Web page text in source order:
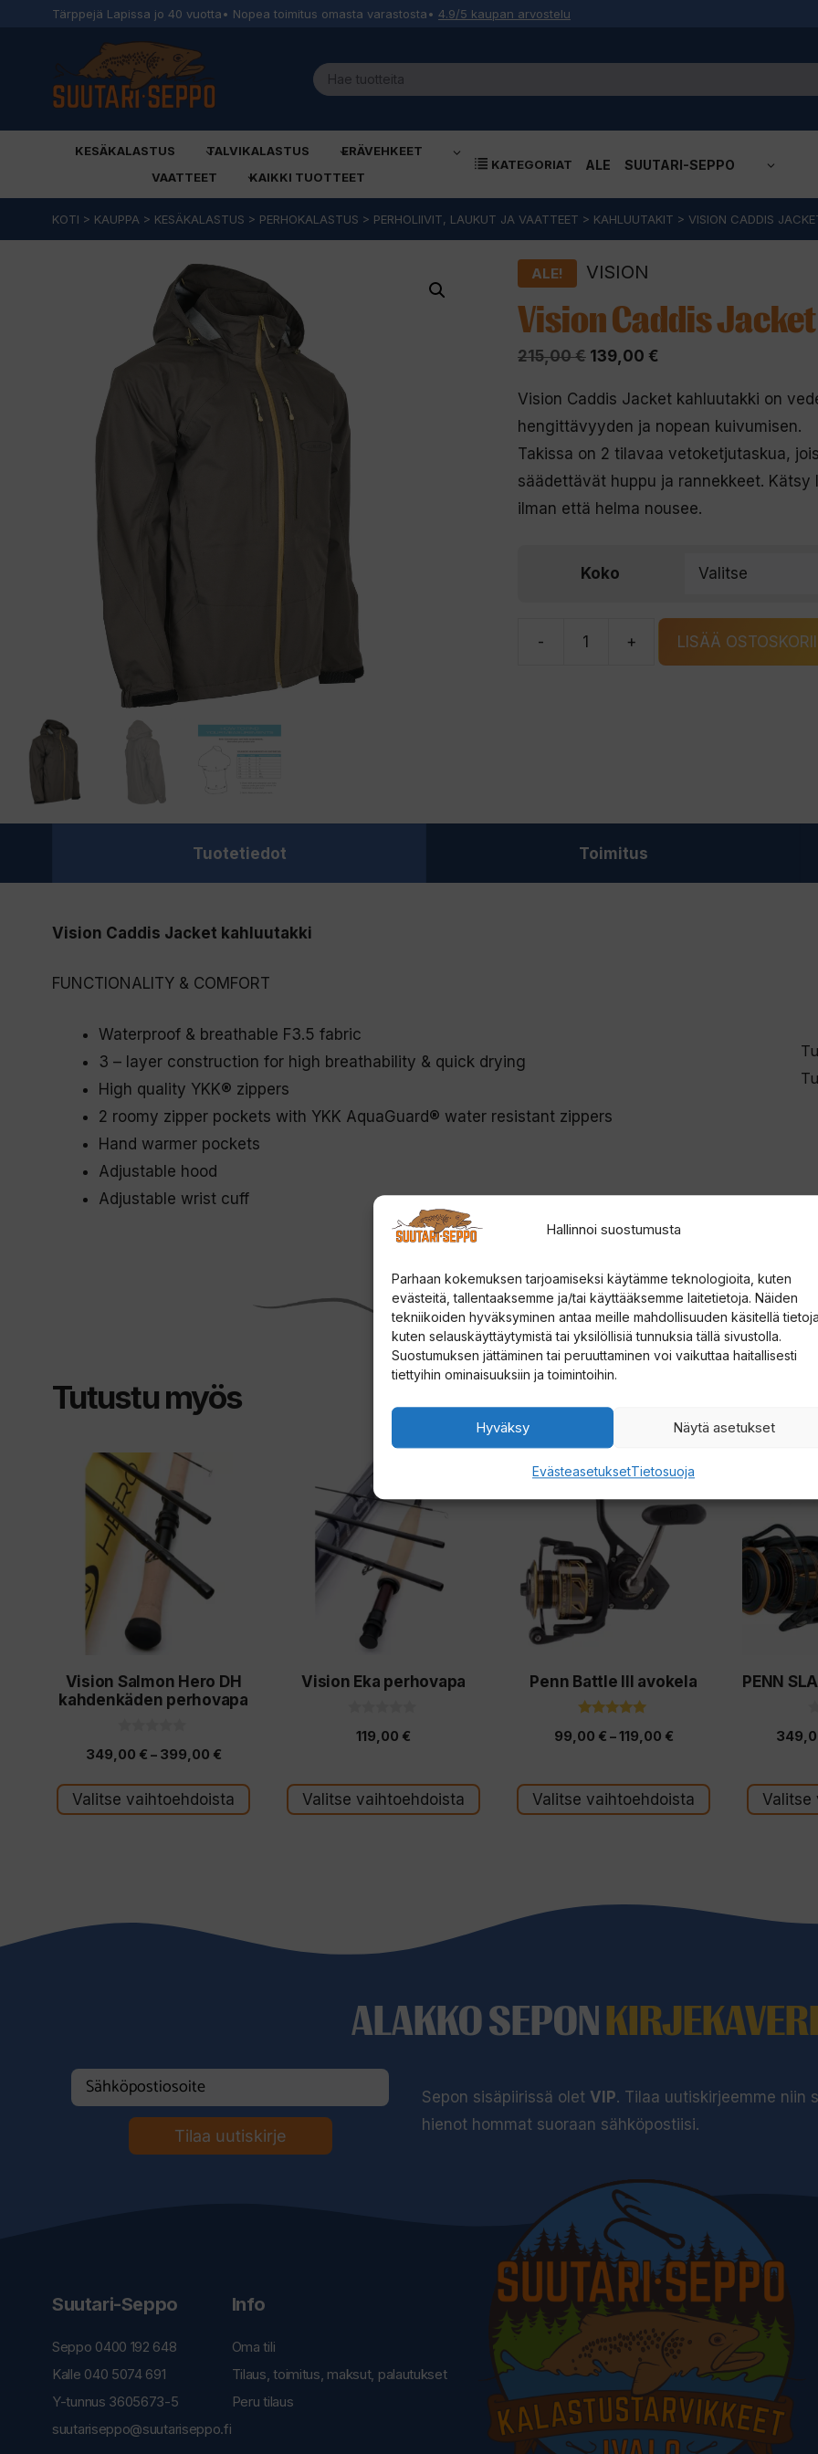
Hallinnoi suostumusta
Parhaan kokemuksen tarjoamiseksi käytämme teknologioita, kuten
evästeitä, tallentaaksemme ja/tai käyttääksemme laitetietoja. Näiden
tekniikoiden hyväksyminen antaa meille mahdollisuuden käsitellä
kuten selauskäyttäytymistä tai yksilöllisiä tunnuksia tällä sivustolla.
Suostumuksen jättäminen tai peruuttaminen voi vaikuttaa haitallisesti
tiettyihin ominaisuuksiin ja toimintoihin.
Hyväksy Näytä asetukset
EvästeasetuksetTietosuoja
Tärppejä Lapissa jo 40 vuotta• Nopea toimitus omasta varastosta• 4.9/5 kaupan arvostelu
KESÄKALASTUS TALVIKALASTUS
ERÄVEHKEET
VAATTEET
KAIKKI TUOTTEET
KATEGORIAT ALE SUUTARI-SEPPO
sisältöön
KOTI > KAUPPA > KESÄKALASTUS > PERHOKALASTUS > PERHOLIIVIT, LAUKUT JA VAATTEET > KAHLUUTAKIT > VISION CADDIS
ALE! VISION
Vision Caddis
215,00€ Alkuperäinen
oli:
215,00 €.
139,00 €Nykyinen
on:
139,00 €.
Vision Caddis Jacket kahluutakki on
hengittävyyden ja nopean kuivumisen.
Takissa on 2 tilavaa vetoketjutaskua,
säädettävät huppu ja rannekkeet.
ilman että helma nousee.
Koko
- + LISÄÄ
Tuotetiedot Toimitus
Vision Caddis Jacket kahluutakki
FUNCTIONALITY & COMFORT
Waterproof & breathable F3.5 fabric
3 – layer construction for high breathability & quick drying
High quality YKK® zippers
2 roomy zipper pockets with YKK AquaGuard® water resistant zippers
Hand warmer pockets
Adjustable hood
Adjustable wrist cuff
Tutustu myös
Vision Salmon Hero DH
kahdenkäden perhovapa
5
s
t
ä
349,00 € – 399,00 €Hintaluokka:
349,00 €
-
Valitse vaihtoehdoista
tuotteella
useampi
muunnelma.
tehdä
tuotteen
Vision Eka perhovapa
ä
119,00 €
Valitse vaihtoehdoista
tuotteella
useampi
muunnelma.
tuotteen
Penn Battle III avokela
5:stä
99,00 € –119,00 €Hintaluokka:
-
119,00 €
Valitse vaihtoehdoista
Tällä
useampi
muunnelma.
Voit
tehdä
tuotteen
PENN
5
ä
Valitse
useampi
Voit
tehdä
tuotteen
ALAKKO SEPON
Tilaa uutiskirje
Sepon sisäpiirissä oletVIP. Tilaa uutiskirjeemme niin
hienot hommat suoraan sähköpostiisi.
Suutari-Seppo
Seppo 0400 192 648
Kalle 040 5074 691
Y-tunnus 3605673-5
suutariseppo@suutariseppo.fi
Info
Oma tili
Tilaus, toimitus, maksut, palautukset
Peru tilaus